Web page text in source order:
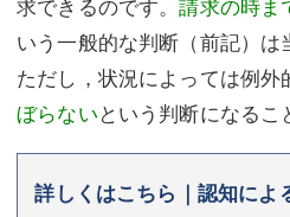
求できるのです。請求の時ま
いう一般的な判断（前記）は
ただし，状況によっては例外
ぼらないという判断になるこ
詳しくはこちら｜認知によ